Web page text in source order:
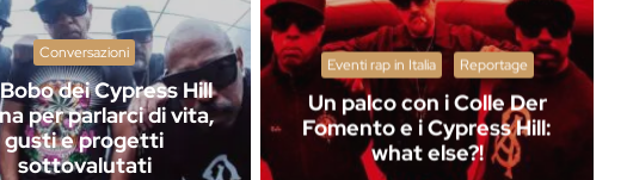
Conversazioni
dei Cypress Hill
per parlarci di vita,
gusti e progetti
sottovalutati
Eventi rap in Italia Reportage
Un palco con i Colle Der
Fomento e i Cypress Hill:
what else?!